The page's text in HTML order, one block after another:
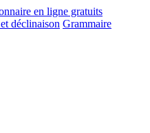
et déclinaison Grammaire